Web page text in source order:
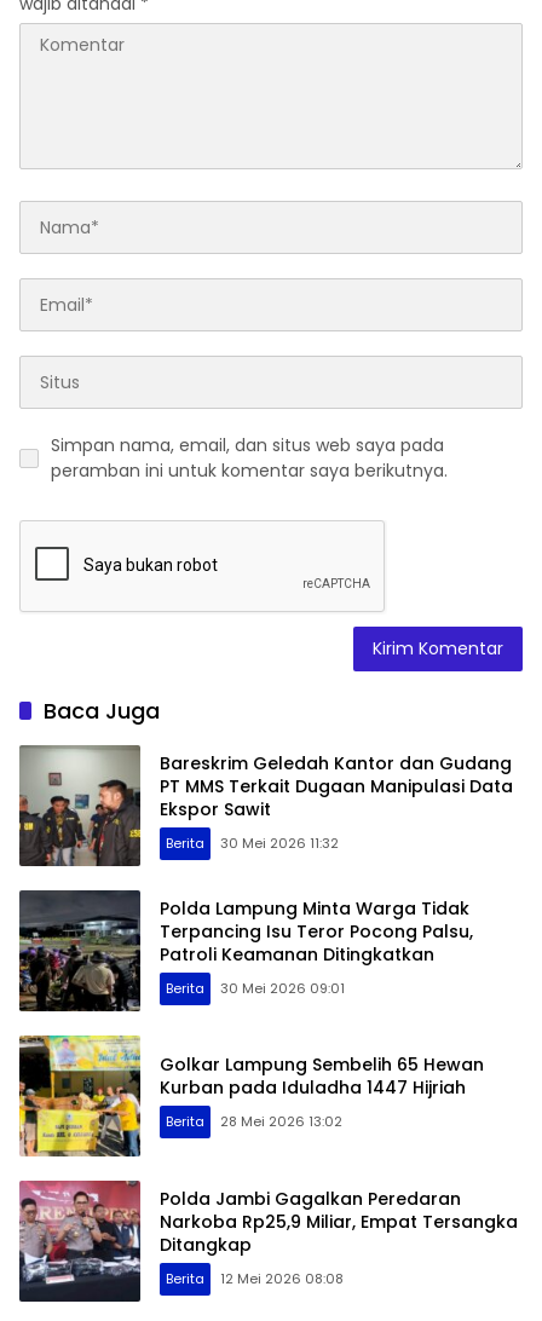
Simpan nama, email, dan situs web saya pada
peramban ini untuk komentar saya berikutnya.
Baca Juga
Bareskrim Geledah Kantor dan Gudang
PT MMS Terkait Dugaan Manipulasi Data
Ekspor Sawit
Berita 30 Mei 2026 11:32
Polda Lampung Minta Warga Tidak
Terpancing Isu Teror Pocong Palsu,
Patroli Keamanan Ditingkatkan
Berita 30 Mei 2026 09:01
Golkar Lampung Sembelih 65 Hewan
Kurban pada Iduladha 1447 Hijriah
Berita 28 Mei 2026 13:02
Polda Jambi Gagalkan Peredaran
Narkoba Rp25,9 Miliar, Empat Tersangka
Ditangkap
Berita 12 Mei 2026 08:08